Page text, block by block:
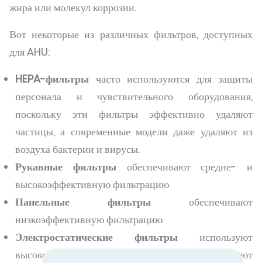
жира или молекул коррозии.
Вот некоторые из различных фильтров, доступных
для AHU:
HEPA-фильтры часто используются для защиты
персонала и чувствительного оборудования,
поскольку эти фильтры эффективно удаляют
частицы, а современные модели даже удаляют из
воздуха бактерии и вирусы.
Рукавные фильтрыобеспечивают средне- и
высокоэффективную фильтрацию
Панельные фильтры обеспечивают
низкоэффективную фильтрацию
Электростатические фильтры используют
высокозаряженные электроды, которые ионизируют